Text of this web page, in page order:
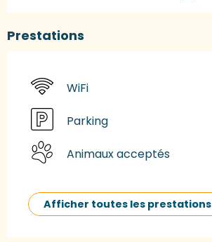
Prestations
WiFi
Parking
Animaux acceptés
Afficher toutes les prestations